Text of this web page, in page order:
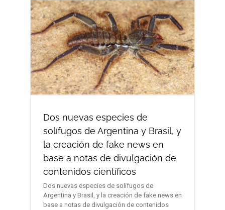
Dos nuevas especies de
solífugos de Argentina y Brasil, y
la creación de fake news en
base a notas de divulgación de
contenidos científicos
Dos nuevas especies de solífugos de
Argentina y Brasil, y la creación de fake news en
base a notas de divulgación de contenidos